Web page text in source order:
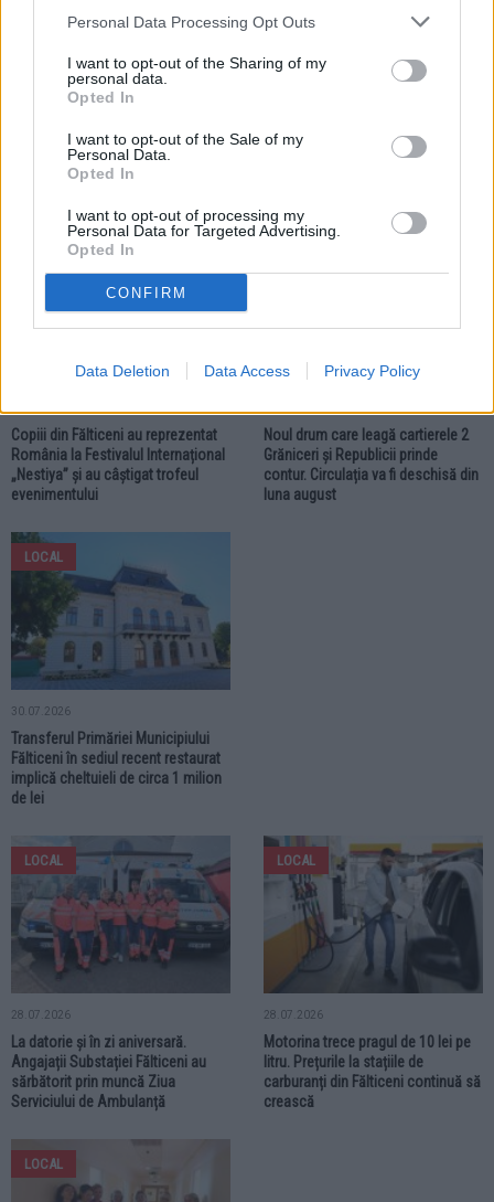
Personal Data Processing Opt Outs
I want to opt-out of the Sharing of my
personal data.
Opted In
I want to opt-out of the Sale of my
Personal Data.
Opted In
I want to opt-out of processing my
Personal Data for Targeted Advertising.
Opted In
CONFIRM
Data Deletion Data Access Privacy Policy
04.08.2026
Cantina de Ajutor Social din
Fălticeni își va muta sediul de lucru.
Circa 50 de familii primesc zilnic
Copiii din Fălticeni au reprezentat
România la Festivalul Internațional
„Nestiya” și au câștigat trofeul
evenimentului
Noul drum care leagă cartierele 2
Grăniceri și Republicii prinde
contur. Circulația va fi deschisă din
luna august
LOCAL
30.07.2026
Transferul Primăriei Municipiului
Fălticeni în sediul recent restaurat
implică cheltuieli de circa 1 milion
de lei
LOCAL
28.07.2026
La datorie și în zi aniversară.
Angajații Substației Fălticeni au
sărbătorit prin muncă Ziua
Serviciului de Ambulanță
LOCAL
28.07.2026
Motorina trece pragul de 10 lei pe
litru. Prețurile la stațiile de
carburanți din Fălticeni continuă să
crească
LOCAL